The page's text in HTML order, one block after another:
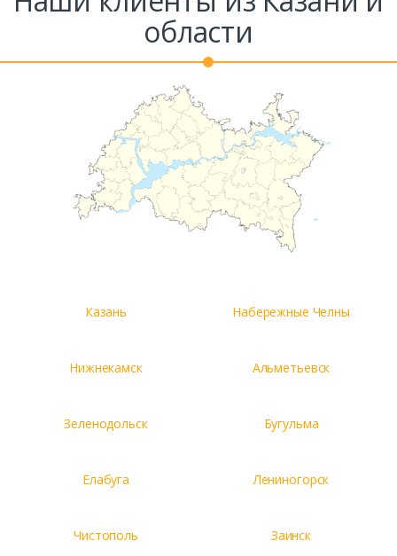
области
Казань Набережные Челны
Нижнекамск Альметьевск
Зеленодольск Бугульма
Елабуга Лениногорск
Чистополь Заинск